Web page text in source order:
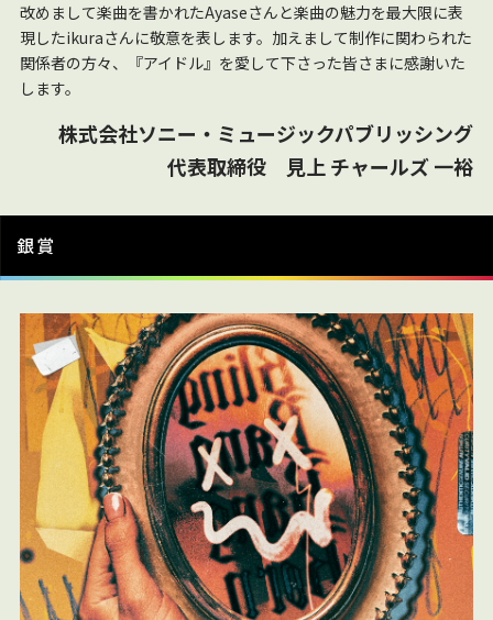
改めまして楽曲を書かれたAyaseさんと楽曲の魅力を最大限に表
現したikuraさんに敬意を表します。加えまして制作に関わられた
関係者の方々、『アイドル』を愛して下さった皆さまに感謝いた
します。
株式会社ソニー・ミュージックパブリッシング
代表取締役 見上 チャールズ 一裕
銀賞